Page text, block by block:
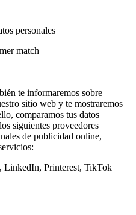
personales
match
te informaremos sobre
sitio web y te mostraremos
comparamos tus datos
siguientes proveedores
de publicidad online,
LinkedIn, Printerest, TikTok